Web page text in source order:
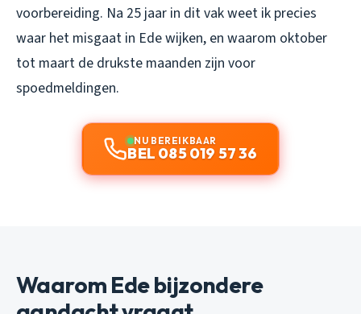
voorbereiding. Na 25 jaar in dit vak weet ik precies
waar het misgaat in Ede wijken, en waarom oktober
tot maart de drukste maanden zijn voor
spoedmeldingen.
NU BEREIKBAAR
BEL 085 019 57 36
Waarom Ede bijzondere